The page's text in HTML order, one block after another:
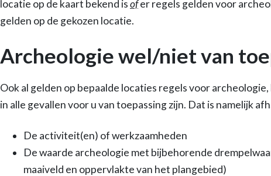
locatie op de kaart bekend isofer regels gelden voor
gelden op de gekozen locatie.
Archeologie wel/niet van
Ook al gelden op bepaalde locaties regels voor
in alle gevallen voor u van toepassing zijn. Dat is namelijk
De activiteit(en) of werkzaamheden
De waarde archeologie met bijbehorende
maaiveld en oppervlakte van het plangebied)